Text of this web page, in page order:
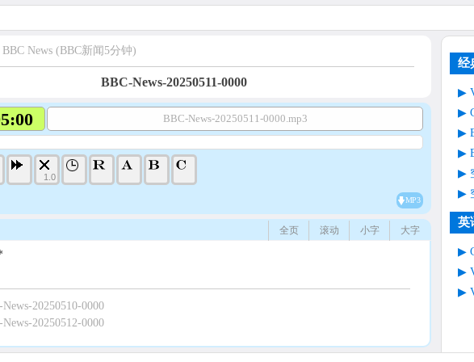
BBC News (BBC新闻5分钟)
BBC-News-20250511-0000
BBC-News-20250511-0000.mp3
1.0
MP3
大字
小字
滚动
全页
News-20250510-0000
News-20250512-0000
经
英